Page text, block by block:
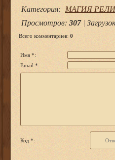
Категория:
МАГИЯ
Просмотров: 307| Загрузок
Всего комментариев: 0
Имя *:
Email *:
Код *: